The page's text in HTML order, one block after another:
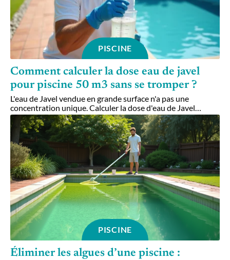
PISCINE
Comment calculer la dose eau de javel
pour piscine 50 m3 sans se tromper ?
L'eau de Javel vendue en grande surface n'a pas une
concentration unique. Calculer la dose d'eau de Javel…
PISCINE
Éliminer les algues d’une piscine :